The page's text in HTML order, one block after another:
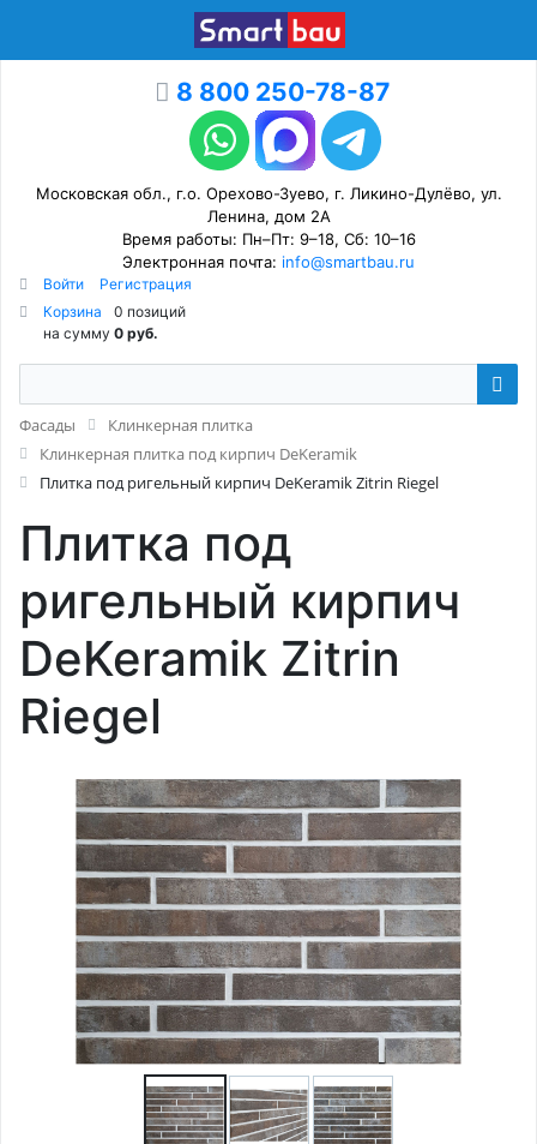
8 800 250-78-87
Московская обл., г.о. Орехово-Зуево, г. Ликино-Дулёво, ул.
Ленина, дом 2А
Время работы: Пн–Пт: 9–18, Сб: 10–16
Электронная почта: info@smartbau.ru
Войти
Регистрация
Корзина
0 позиций
на сумму 0 руб.
Фасады
Клинкерная плитка
Клинкерная плитка под кирпич DeKeramik
Плитка под ригельный кирпич DeKeramik Zitrin Riegel
Плитка под
ригельный кирпич
DeKeramik Zitrin
Riegel